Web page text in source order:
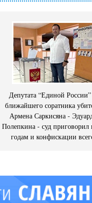
Депутата “Единой
ближайшего соратника
Армена Саркисяна -
Полепкина - суд приговорил
годам и конфискации